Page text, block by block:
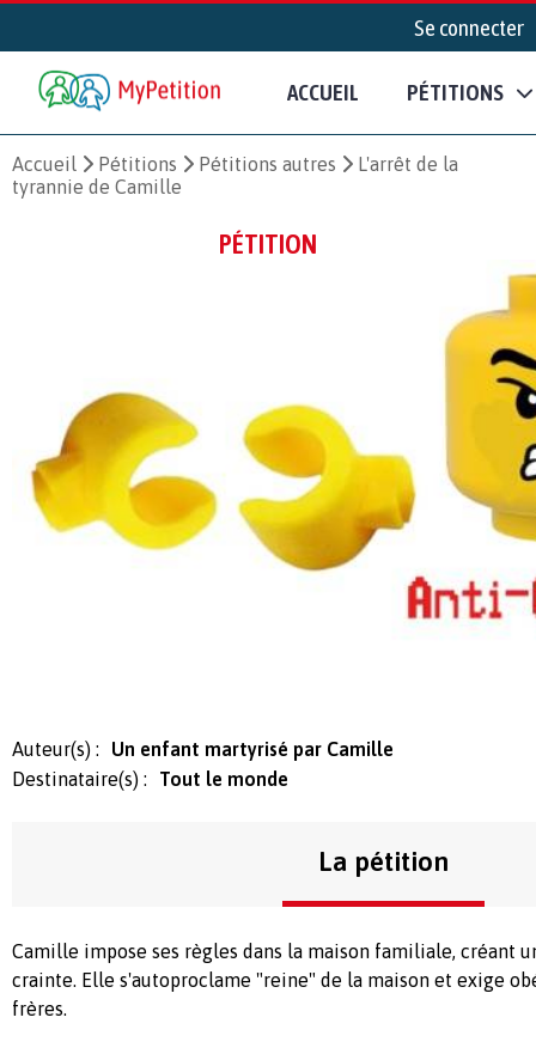
Se connecter
ACCUEIL PÉTITIONS
Accueil Pétitions Pétitions autres
L'arrêt de la
tyrannie de Camille
PÉTITION
Auteur(s) :
Un enfant martyrisé par Camille
Destinataire(s) :
Tout le monde
La pétition
Camille impose ses règles dans la maison familiale, créant
crainte. Elle s'autoproclame "reine" de la maison et exige
frères.